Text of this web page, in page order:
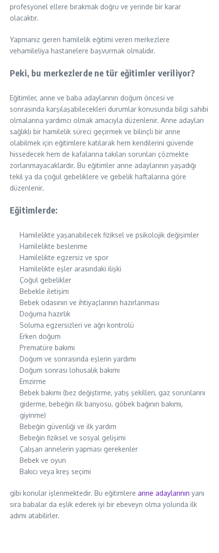
profesyonel ellere bırakmak doğru ve yerinde bir karar
olacaktır.
Yapmanız geren hamilelik eğitimi veren merkezlere
vehamileliya hastanelere başvurmak olmalıdır.
Peki, bu merkezlerde ne tür eğitimler veriliyor?
Eğitimler, anne ve baba adaylarının doğum öncesi ve
sonrasında karşılaşabilecekleri durumlar konusunda bilgi sahibi
olmalarına yardımcı olmak amacıyla düzenlenir. Anne adayları
sağlıklı bir hamilelik süreci geçirmek ve bilinçli bir anne
olabilmek için eğitimlere katılarak hem kendilerini güvende
hissedecek hem de kafalarına takılan sorunları çözmekte
zorlanmayacaklardır. Bu eğitimler anne adaylarının yaşadığı
tekil ya da çoğul gebeliklere ve gebelik haftalarına göre
düzenlenir.
Eğitimlerde:
Hamilelikte yaşanabilecek fiziksel ve psikolojik değişimler
Hamilelikte beslenme
Hamilelikte egzersiz ve spor
Hamilelikte eşler arasındaki ilişki
Çoğul gebelikler
Bebekle iletişim
Bebek odasının ve ihtiyaçlarının hazırlanması
Doğuma hazırlık
Soluma egzersizleri ve ağrı kontrolü
Erken doğum
Prematüre bakımı
Doğum ve sonrasında eşlerin yardımı
Doğum sonrası lohusalık bakımı
Emzirme
Bebek bakımı (bez değiştirme, yatış şekilleri, gaz sorunlarını
giderme, bebeğin ilk banyosu, göbek bağının bakımı,
giyinme)
Bebeğin güvenliği ve ilk yardım
Bebeğin fiziksel ve sosyal gelişimi
Çalışan annelerin yapması gerekenler
Bebek ve oyun
Bakıcı veya kreş seçimi
gibi konular işlenmektedir. Bu eğitimlere anne adaylarının yanı
sıra babalar da eşlik ederek iyi bir ebeveyn olma yolunda ilk
adımı atabilirler.